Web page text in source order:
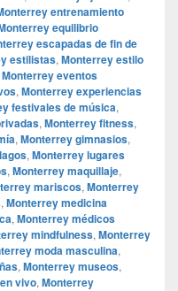
entrenamiento
equilibrio
escapadas de fin de
estilistas, Monterrey estilo
Monterrey eventos
, Monterrey experiencias
festivales de música,
, Monterrey fitness,
, Monterrey gimnasios,
, Monterrey lugares
, Monterrey maquillaje,
mariscos, Monterrey
, Monterrey medicina
, Monterrey médicos
mindfulness, Monterrey
moda masculina,
, Monterrey museos,
vivo, Monterrey